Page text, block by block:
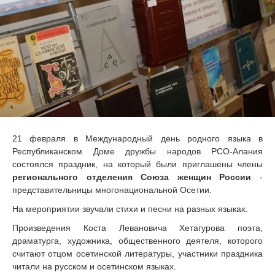
21 февраля в Международный день родного языка в
Республиканском Доме дружбы народов РСО-Алания
состоялся праздник, на который были приглашены члены
регионального отделения Союза женщин России -
представительницы многонациональной Осетии.
На мероприятии звучали стихи и песни на разных языках.
Произведения Коста Левановича Хетагурова поэта,
драматурга, художника, общественного деятеля, которого
считают отцом осетинской литературы, участники праздника
читали на русском и осетинском языках.